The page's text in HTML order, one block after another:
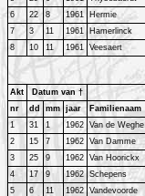
6
22 8 1961 Hermie
7
3 11 1961 Hamerlinck
8
10 11 1961 Veesaert
Akt
Datum van †
nr
dd mm jaar Familienaam
1
31 1 1962 Van de Weghe
2
15 7 1962 Van Damme
3
25 9 1962 Van Hoorickx
4
17 9 1962 Schepens
5
6 11 1962 Vandevoorde